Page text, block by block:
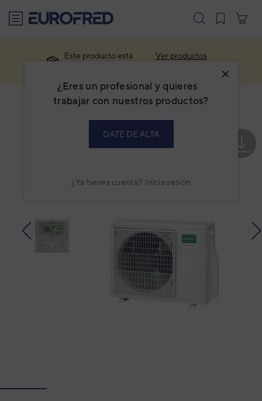
¿Eres un profesional y quieres
trabajar con nuestros productos?
DATE DE ALTA
¿Ya tienes cuenta? Inicia sesión
Este producto está
Ver productos
prev